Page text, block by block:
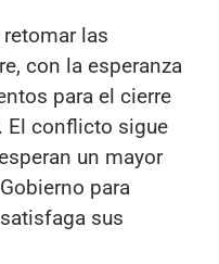
las
con la esperanza
para el cierre
El conflicto sigue
un mayor
para
sus